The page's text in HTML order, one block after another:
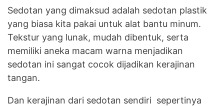
Sedotan yang dimaksud adalah sedotan plastik
yang biasa kita pakai untuk alat bantu minum.
Tekstur yang lunak, mudah dibentuk, serta
memiliki aneka macam warna menjadikan
sedotan ini sangat cocok dijadikan kerajinan
tangan.
Dan kerajinan dari sedotan sendiri sepertinya